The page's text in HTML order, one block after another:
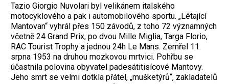
Tazio Giorgio Nuvolari byl velikánem italského
motocyklového a pak i automobilového sportu. „Létající
Mantovan“ vyhrál přes 150 závodů, z toho 72 významných
včetně 24 Grand Prix, po dvou Mille Miglia, Targa Florio,
RAC Tourist Trophy a jednou 24h Le Mans. Zemřel 11.
srpna 1953 na druhou mozkovou mrtvici. Pohřbu se
účastnila polovina obyvatel padesátitisícové Mantovy.
Jeho smrt se velmi dotkla přátel, „mušketýrů“, zakladatelů